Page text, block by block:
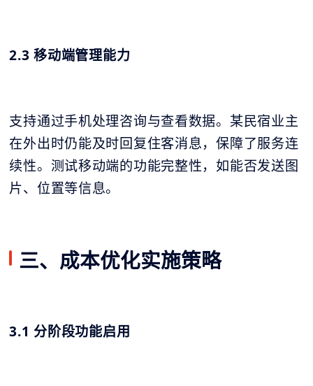
2.3 移动端管理能力
支持通过手机处理咨询与查看数据。某民宿业主
在外出时仍能及时回复住客消息，保障了服务连
续性。测试移动端的功能完整性，如能否发送图
片、位置等信息。
三、成本优化实施策略
3.1 分阶段功能启用